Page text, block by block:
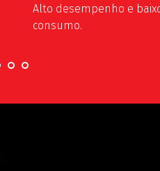
Alto desempenho e
consumo.